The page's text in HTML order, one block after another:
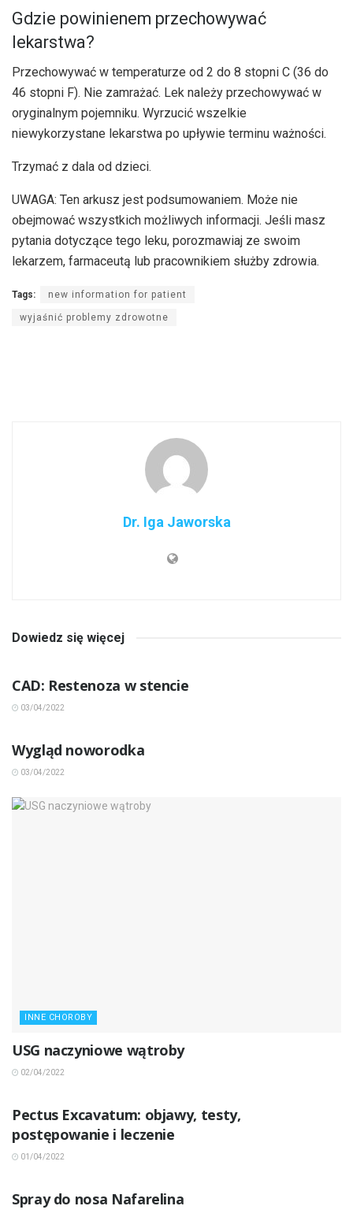
Gdzie powinienem przechowywać
lekarstwa?
Przechowywać w temperaturze od 2 do 8 stopni C (36 do
46 stopni F). Nie zamrażać. Lek należy przechowywać w
oryginalnym pojemniku. Wyrzucić wszelkie
niewykorzystane lekarstwa po upływie terminu ważności.
Trzymać z dala od dzieci.
UWAGA: Ten arkusz jest podsumowaniem. Może nie
obejmować wszystkich możliwych informacji. Jeśli masz
pytania dotyczące tego leku, porozmawiaj ze swoim
lekarzem, farmaceutą lub pracownikiem służby zdrowia.
Tags: new information for patient
wyjaśnić problemy zdrowotne
Dr. Iga Jaworska
Dowiedz się więcej
CAD: Restenoza w stencie
03/04/2022
Wygląd noworodka
03/04/2022
INNE CHOROBY
USG naczyniowe wątroby
02/04/2022
Pectus Excavatum: objawy, testy,
postępowanie i leczenie
01/04/2022
Spray do nosa Nafarelina